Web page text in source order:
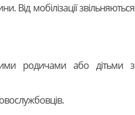
Від мобілізації звільняються
родичами або дітьми з